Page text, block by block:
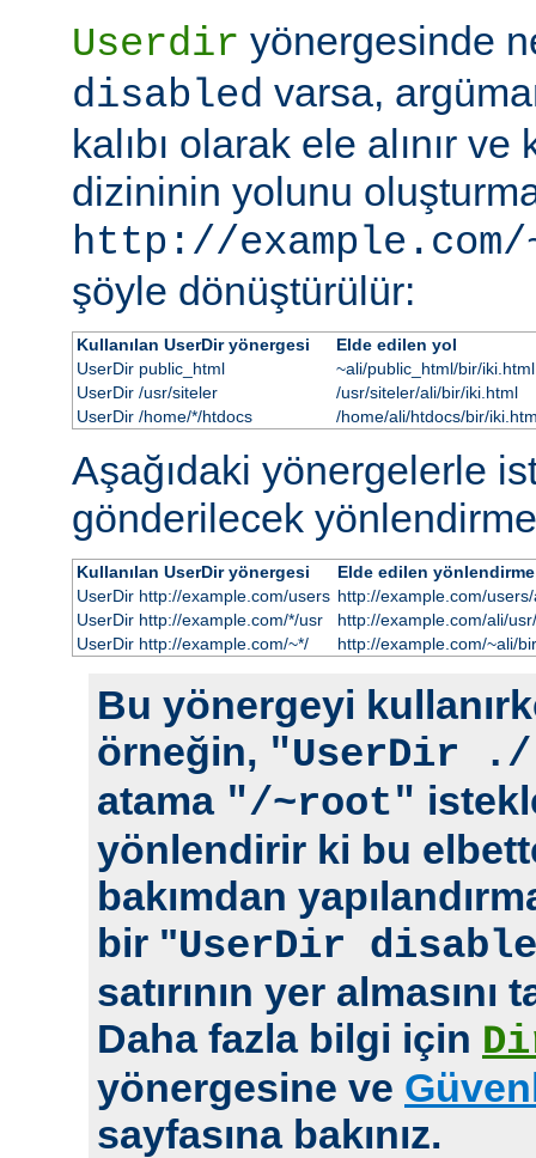
Userdir yönergesinde
disabled varsa,
kalıbı olarak ele alınır ve
dizininin yolunu
http://
şöyle dönüştürülür:
Kullanılan UserDir yönergesi
Elde edilen yol
UserDir public_html
~ali/public_html/bir/iki.html
UserDir /usr/siteler
/usr/siteler/ali/bir/iki.html
UserDir /home/*/htdocs
/home/ali/htdocs/bir/
Aşağıdaki yönergelerle
gönderilecek
Kullanılan UserDir yönergesi
Elde edilen yönlendirme
UserDir http://example.com/users http://example.com/
UserDir http://example.com/*/usr
http://example.com/ali/
UserDir http://example.com/~*/
http://example.com/~ali/
Bu yönergeyi
örneğin, "UserDir
atama "/~root"
yönlendirir ki bu
bakımdan
bir "UserDir
satırının yer
Daha fazla bilgi için
yönergesine ve
sayfasına bakınız.